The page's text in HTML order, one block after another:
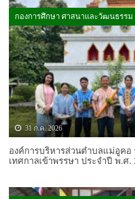
กองการศึกษา ศาสนาและวัฒนธรรม
31 ก.ค. 2026
องค์การบริหารส่วนตำบลแม่อูคอ
เทศกาลเข้าพรรษา ประจำปี พ.